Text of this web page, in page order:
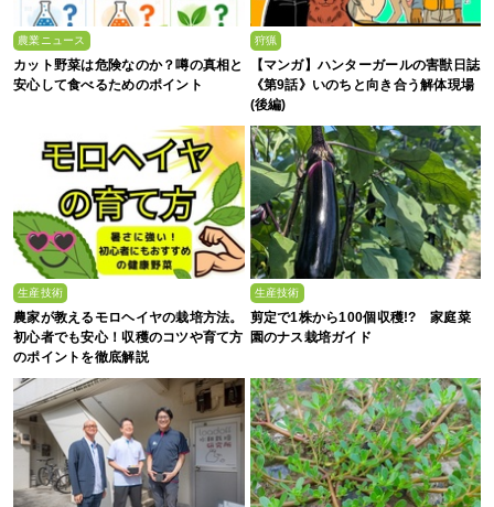
農業ニュース
カット野菜は危険なのか？噂の真相と
安心して食べるためのポイント
狩猟
【マンガ】ハンターガールの害獣日誌
《第9話》いのちと向き合う解体現場
(後編)
生産技術
農家が教えるモロヘイヤの栽培方法。
初心者でも安心！収穫のコツや育て方
のポイントを徹底解説
生産技術
剪定で1株から100個収穫!? 家庭菜
園のナス栽培ガイド